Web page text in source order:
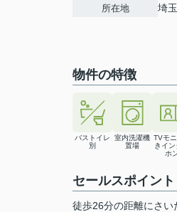
所在地 埼
物件の特徴
バストイレ
別
室内洗濯機
置場
TVモ
きイン
ホ
セールスポイント
徒歩26分の距離にさ